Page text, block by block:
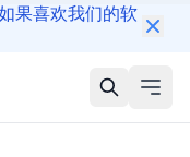
果喜欢我们的软